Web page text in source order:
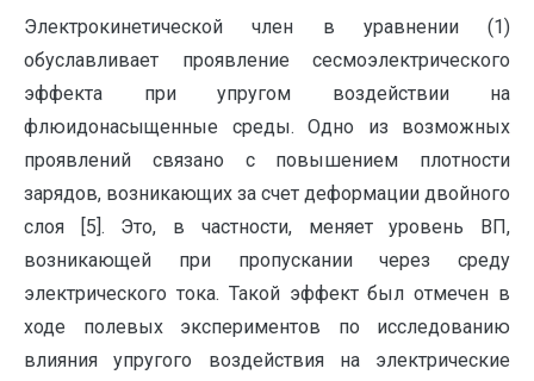
Электрокинетической член в уравнении (1)
обуславливает проявление сесмоэлектрического
эффекта при упругом воздействии на
флюидонасыщенные среды. Одно из возможных
проявлений связано с повышением плотности
зарядов, возникающих за счет деформации двойного
слоя [5]. Это, в частности, меняет уровень ВП,
возникающей при пропускании через среду
электрического тока. Такой эффект был отмечен в
ходе полевых экспериментов по исследованию
влияния упругого воздействия на электрические